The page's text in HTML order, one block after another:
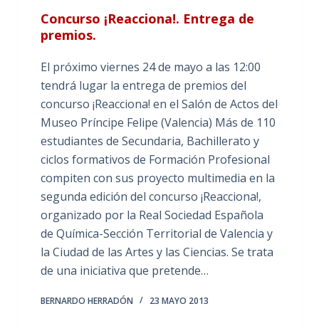
Concurso ¡Reacciona!. Entrega de
premios.
El próximo viernes 24 de mayo a las 12:00
tendrá lugar la entrega de premios del
concurso ¡Reacciona! en el Salón de Actos del
Museo Príncipe Felipe (Valencia) Más de 110
estudiantes de Secundaria, Bachillerato y
ciclos formativos de Formación Profesional
compiten con sus proyecto multimedia en la
segunda edición del concurso ¡Reacciona!,
organizado por la Real Sociedad Española
de Química-Sección Territorial de Valencia y
la Ciudad de las Artes y las Ciencias. Se trata
de una iniciativa que pretende…
BERNARDO HERRADÓN 23 MAYO 2013